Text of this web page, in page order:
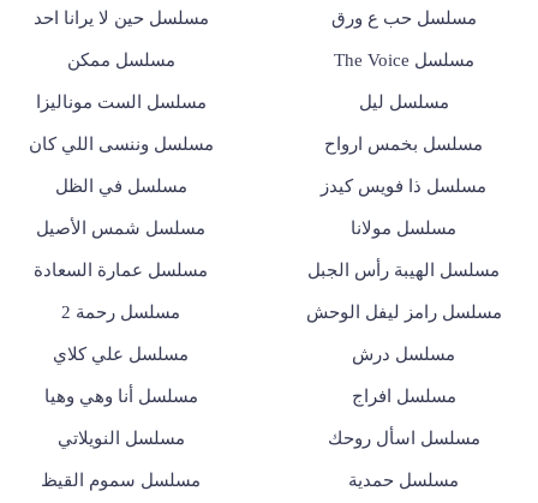
مسلسل حب ع ورق مسلسل حين لا يرانا احد
مسلسل The Voice مسلسل ممكن
مسلسل ليل مسلسل الست موناليزا
مسلسل بخمس ارواح مسلسل وننسى اللي كان
مسلسل ذا فويس كيدز مسلسل في الظل
مسلسل مولانا مسلسل شمس الأصيل
مسلسل الهيبة رأس الجبل مسلسل عمارة السعادة
مسلسل رامز ليفل الوحش مسلسل رحمة 2
مسلسل درش مسلسل علي كلاي
مسلسل افراج مسلسل أنا وهي وهيا
مسلسل اسأل روحك مسلسل النويلاتي
مسلسل حمدية مسلسل سموم القيظ